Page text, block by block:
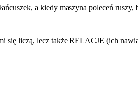
a kiedy maszyna poleceń ruszy,
się liczą, lecz także RELACJE (ich